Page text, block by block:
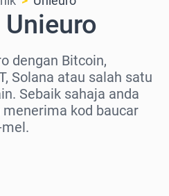
dengan Bitcoin,
Solana atau salah satu
Sebaik sahaja anda
kod baucar